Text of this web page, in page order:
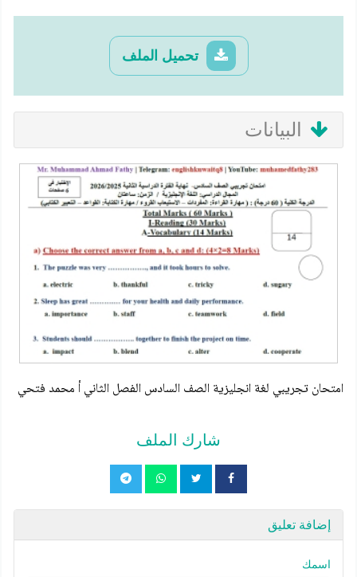
تحميل الملف
البيانات
امتحان تجريبي لغة انجليزية الصف السادس الفصل الثاني أ محمد فتحي
شارك الملف
إضافة تعليق
اسمك